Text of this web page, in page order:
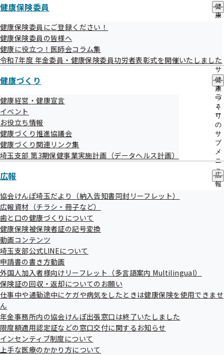
メ
ニ
ュ
健康保険委員
健
康
の
サ
ブ
メ
ニ
ュ
ー
健康保険委員にご登録ください！
健康保険委員の皆様へ
健康に役立つ！医師会コラム集
令和7年度 年金委員・健康保険委員功労者表彰式を開催いたしました
健康づくり
健
康
づ
く
り
の
サ
ブ
メ
ニ
ュ
ー
健康経営・健康宣言
イベント
お役立ち情報
健康づくり推進協議会
健康づくり関連リンク集
埼玉支部 第3期保健事業実施計画（データヘルス計画）
広報
広
報
協会けんぽ埼玉だより（納入告知書同封リーフレット）
広報資材（チラシ・冊子など）
歯と口の健康づくりについて
健康保険被保険者証の記号変換
動画コンテンツ
埼玉支部公式LINEについて
申請書の書き方動画
外国人加入者様向けリーフレット（多言語案内 Multilingual）
保険証の回収・返却についてのお願い
仕事中や通勤途中にケガや病気をしたときは健康保険を使用できませ
ん
年金事務所内の協会けんぽ出張窓口は終了いたしました
限度額適用認定証などの窓口交付に関するお知らせ
インセンティブ制度について
上手な医療のかかり方について
健康経営に取り組む事業所への支援
健康経営の普及推進に協力していただける民間事業者
（以下「協力事業者」※という）との協力連携。ただ
し、特定の企業の事業を推奨していると第三者が解す
るような事業は行わない。
推進協議会構成団体および協力事業者の共通認識を得
上記に掲げるもののほか、目的を達成するために必要
な事業
協力事業者は、公募（不定期）を行い、目的実現のため
適切に寄与できる企業（団体）と認められるか選考のう
協力事業者については、健康経営普及推進協力事業者一覧を
ご覧ください。
健康経営普及推進協力事業者一覧
推進協議会は、次の委員で構成されています
官公庁：埼玉労働局、埼玉県、さいたま市
公的医療保険の保険者：全国健康保険協会埼玉支部、
健康保険組合連合会埼玉連合会
健康経営埼玉推進協議会運営規定
健康経営埼玉推進協議会ワーキンググループ運営要綱